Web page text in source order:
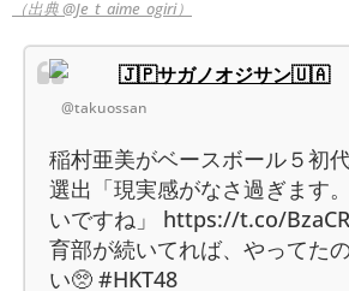
（出典 @Je_t_aime_ogiri）
🇯🇵サガノオジサン🇺🇦
@takuossan
稲村亜美がベースボール５初
選出「現実感がなさ過ぎます
いですね」 https://t.co/
育部が続いてれば、やってた
い🥺 #HKT48